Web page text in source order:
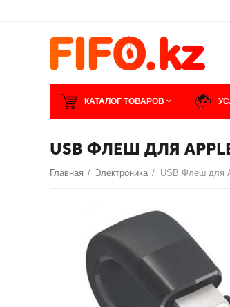
КАТАЛОГ ТОВАРОВ
USB ФЛЕШ ДЛЯ
Главная / Электроника /